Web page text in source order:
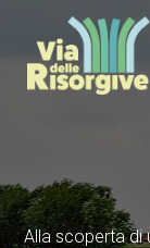
Alla scoperta di